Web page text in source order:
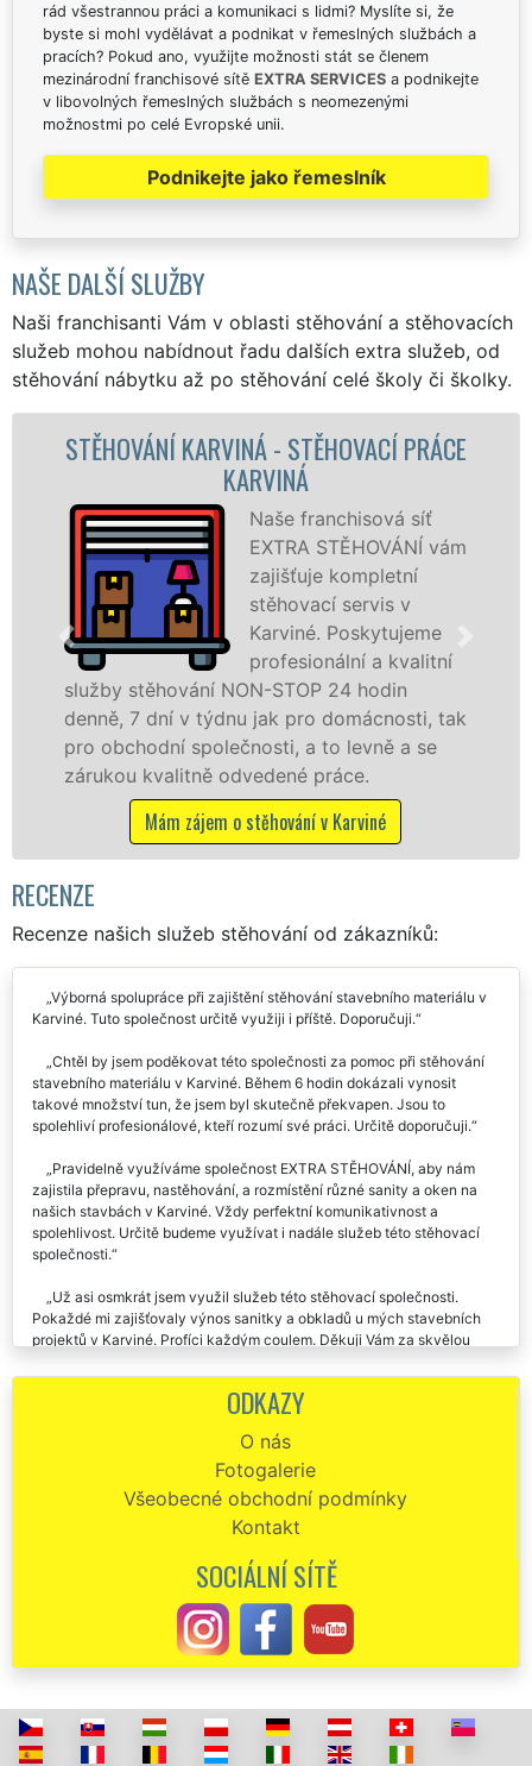
rád všestrannou práci a komunikaci s lidmi? Myslíte si, že
byste si mohl vydělávat a podnikat v řemeslných službách a
pracích? Pokud ano, využijte možnosti stát se členem
mezinárodní franchisové sítě EXTRA SERVICES a podnikejte
v libovolných řemeslných službách s neomezenými
možnostmi po celé Evropské unii.
Podnikejte jako řemeslník
NAŠE DALŠÍ SLUŽBY
Naši franchisanti Vám v oblasti stěhování a stěhovacích
služeb mohou nabídnout řadu dalších extra služeb, od
stěhování nábytku až po stěhování celé školy či školky.
PRÁCE
vám
kvalitní
tak
a se
STĚHOVACÍ SLUŽBA
STĚHOVACÍ FIRMA
stěhovací
stěhovací
technikou.
služby zajišťujeme domácnostem i
celém okresu Karviná se zárukou
franchisové sítě EXTRA STĚHOVÁNÍ.
Nabízíme stěhovací služby NON-
včetně víkendů a svátků bez
Mám zájem o stěhovací služby v
RECENZE
Recenze našich služeb stěhování od zákazníků:
Výborná spolupráce při zajištění stěhování stavebního materiálu v
Chtěl by jsem poděkovat této společnosti za pomoc při stěhování
stavebního materiálu v Karviné. Během 6 hodin dokázali vynosit
takové množství tun, že jsem byl skutečně překvapen. Jsou to
Pravidelně využíváme společnost EXTRA STĚHOVÁNÍ, aby nám
zajistila přepravu, nastěhování, a rozmístění různé sanity a oken na
našich stavbách v Karviné. Vždy perfektní komunikativnost a
spolehlivost. Určitě budeme využívat i nadále služeb této stěhovací
Už asi osmkrát jsem využil služeb této stěhovací společnosti.
Pokaždé mi zajišťovaly výnos sanitky a obkladů u mých stavebních
Na základě doporučení jsem využila služeb společnosti EXTRA
STĚHOVÁNÍ, aby mi zajistili různé rozmístění stavebních materiálů v
mé novostavbě. Jsou přesný, spolehlivý a pracovitý. Jejich stěhovací
práci doporučuji.
ODKAZY
O nás
Fotogalerie
Všeobecné obchodní podmínky
Kontakt
SOCIÁLNÍ SÍTĚ